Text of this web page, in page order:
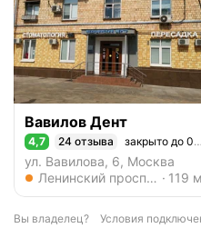
Вавилов Дент
Рейтинг 4,7 из 5
4,7 24 отзыва закрыто до 09:00
ул. Вавилова, 6, Москва
Метро Ленинский проспект
Ленинский проспект 119 м
Вы владелец? Условия